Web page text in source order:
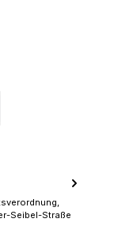
Seibel-Straße